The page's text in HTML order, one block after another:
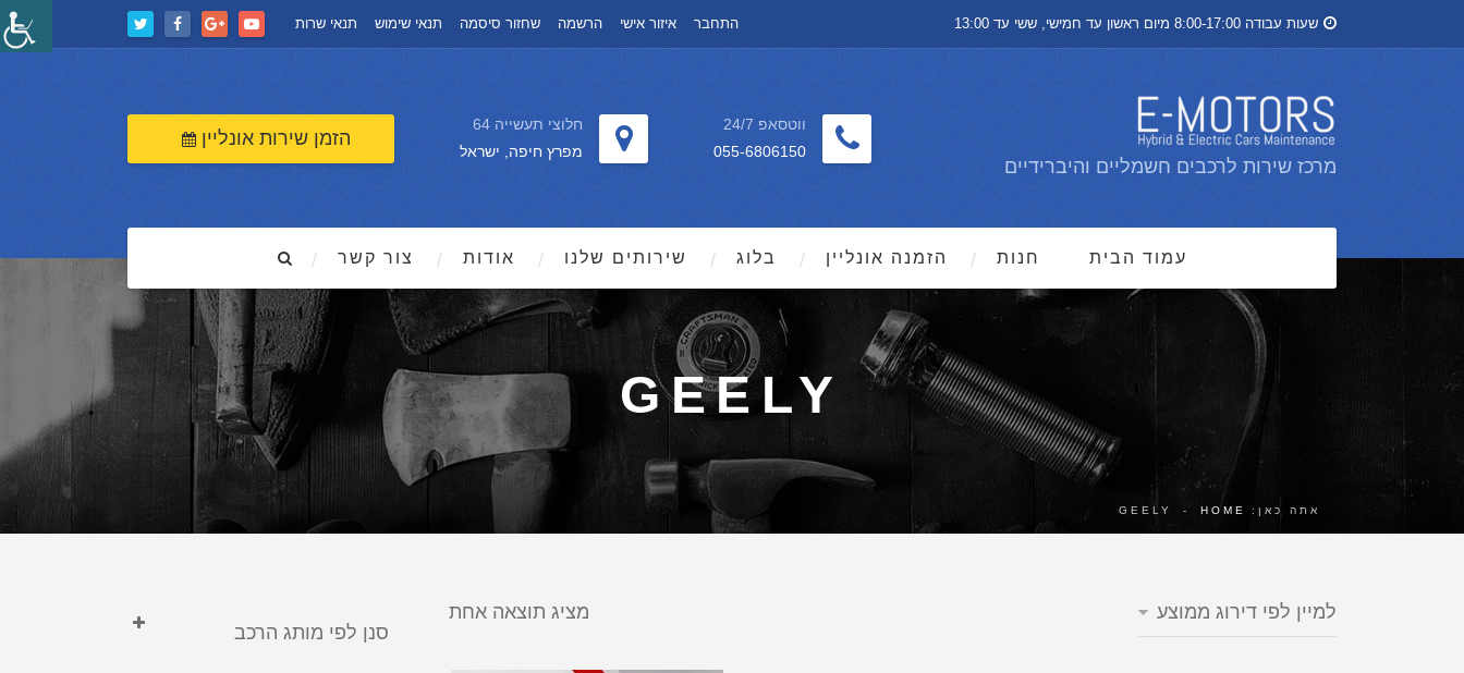
שעות עבודה 8:00-17:00 מיום ראשון עד חמישי, ששי עד 13:00 התחבר איזור אישי הרשמה שחזור סיסמה תנאי שימוש תנאי שרות
מרכז שירות לרכבים חשמליים והיברידיים
ווטסאפ 24/7
055-6806150
חלוצי תעשייה 64
מפרץ חיפה, ישראל
הזמן שירות אונליין
עמוד הבית חנות הזמנה אונליין בלוג שירותים שלנו אודות צור קשר
GEELY
אתה כאן: HOME
-
GEELY
מציג תוצאה אחת
סנן לפי מותג הרכב